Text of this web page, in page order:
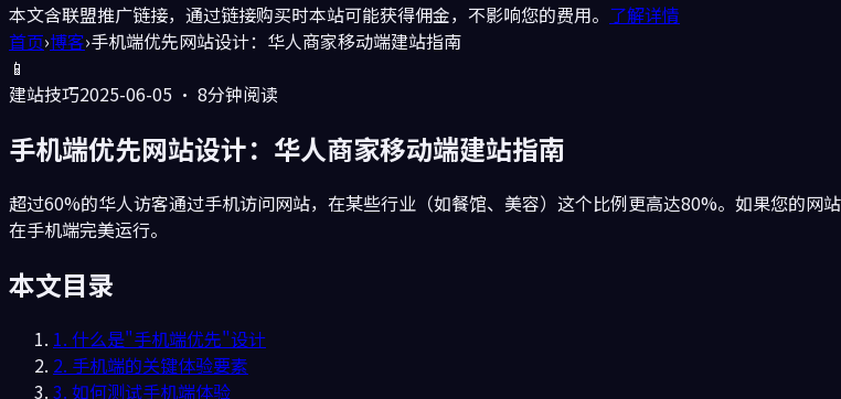
本文含联盟推广链接，通过链接购买时本站可能获得佣金，不影响您的费用。 了解详情
首页›博客›手机端优先网站设计：华人商家移动端建站指南
📱
建站技巧2025-06-05 · 8分钟阅读
手机端优先网站设计：华人商家移动端建站指南
超过60%的华人访客通过手机访问网站，在某些行业（如餐馆、美容）这个比例更高达80%。如果您的
在手机端完美运行。
本文目录
1. 什么是"手机端优先"设计
2. 手机端的关键体验要素
3. 如何测试手机端体验